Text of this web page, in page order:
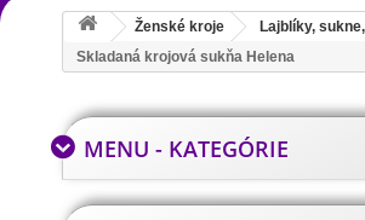
Ženské kroje
Lajblíky,
Skladaná krojová sukňa Helena
MENU - KATEGÓRIE